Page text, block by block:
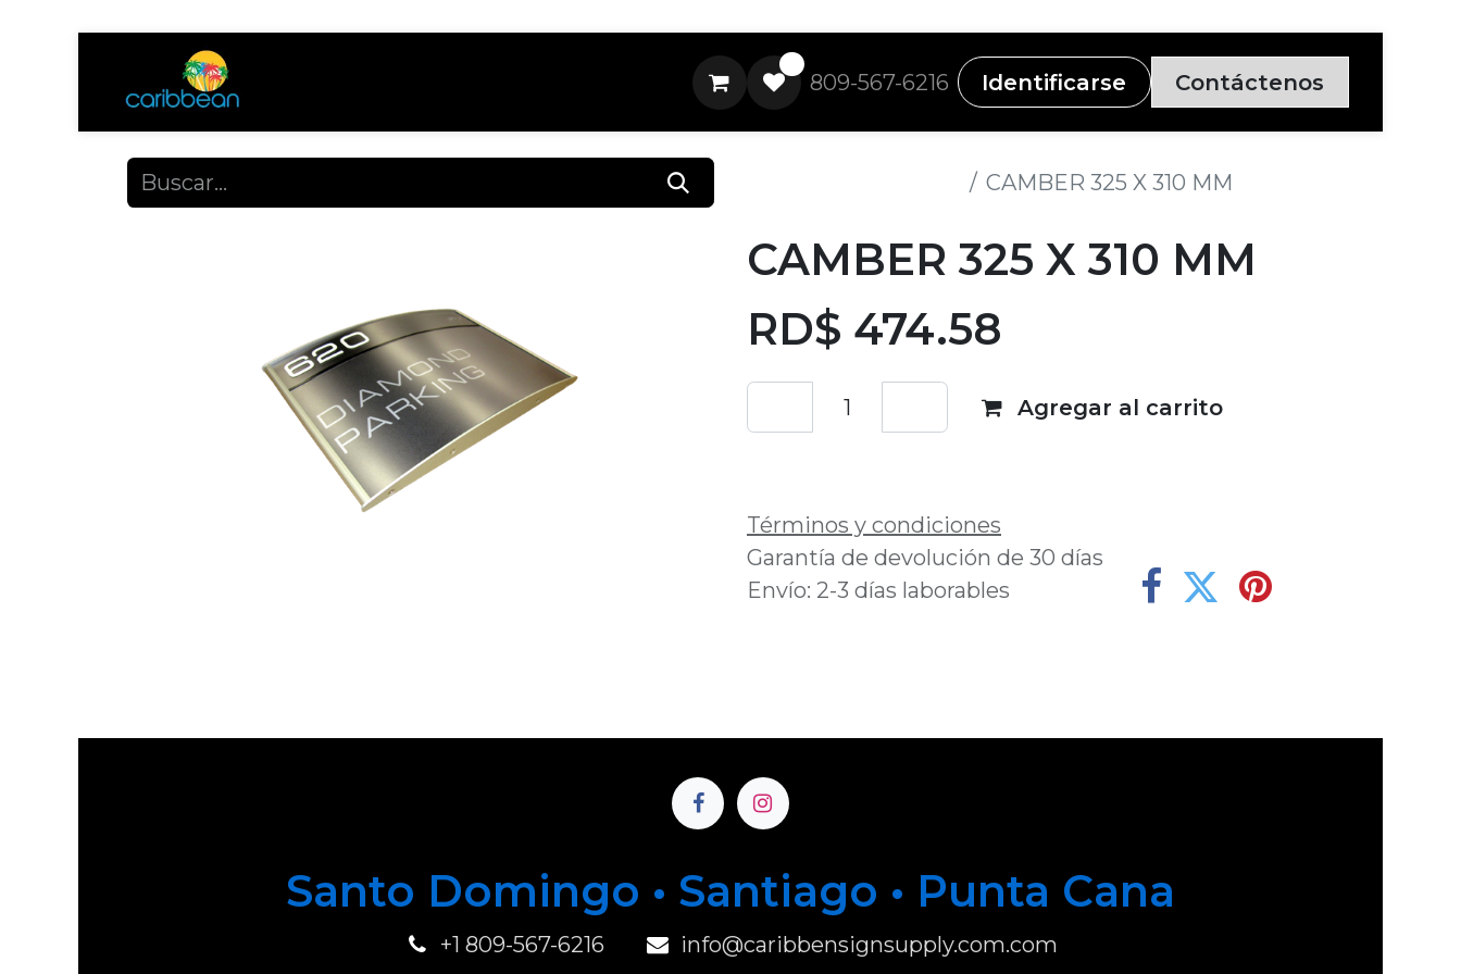
809-567-6216 Identificarse Contáctenos
CAMBER 325 X 310 MM
CAMBER 325 X 310 MM
RD$ 474.58
Agregar al carrito
Términos y condiciones
Garantía de devolución de 30 días
Envío: 2-3 días laborables
Santo Domingo • Santiago • Punta Cana
+1 809-567-6216 info@caribbensignsupply.com.com